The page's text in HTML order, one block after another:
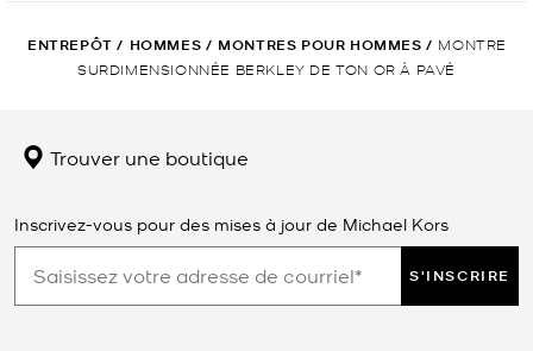
ENTREPÔT / HOMMES / MONTRES POUR HOMMES / MONTRE
SURDIMENSIONNÉE BERKLEY DE TON OR À PAVÉ
Trouver une boutique
Inscrivez-vous pour des mises à jour de Michael Kors
S'INSCRIRE